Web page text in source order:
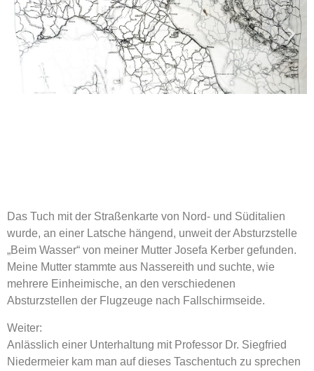
Das Tuch mit der Straßenkarte von Nord- und Süditalien
wurde, an einer Latsche hängend, unweit der Ab­sturz­stelle
„Beim Wasser“ von meiner Mutter Josefa Kerber gefunden.
Meine Mutter stammte aus Nassereith und suchte, wie
mehrere Einheimische, an den verschiedenen
Absturzstellen der Flugzeuge nach Fallschirm­seide.
Weiter:
Anlässlich einer Unterhaltung mit Professor Dr. Siegfried
Niedermeier kam man auf dieses Taschentuch zu sprechen